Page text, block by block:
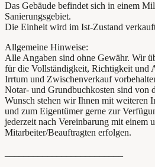
Das Gebäude befindet sich in einem
Sanierungsgebiet.
Die Einheit wird im Ist-Zustand
Allgemeine Hinweise:
Alle Angaben sind ohne Gewähr. Wir
für die Vollständigkeit, Richtigkeit und
Irrtum und Zwischenverkauf
Notar- und Grundbuchkosten sind von
Wunsch stehen wir Ihnen mit weiteren
und zum Eigentümer gerne zur
jederzeit nach Vereinbarung mit einem
Mitarbeiter/Beauftragten erfolgen.